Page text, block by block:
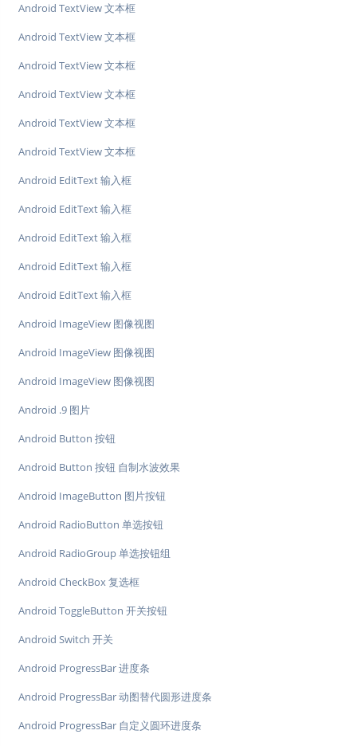
Android TextView 文本框
Android TextView 文本框
Android TextView 文本框
Android TextView 文本框
Android TextView 文本框
Android TextView 文本框
Android EditText 输入框
Android EditText 输入框
Android EditText 输入框
Android EditText 输入框
Android EditText 输入框
Android ImageView 图像视图
Android ImageView 图像视图
Android ImageView 图像视图
Android .9 图片
Android Button 按钮
Android Button 按钮 自制水波效果
Android ImageButton 图片按钮
Android RadioButton 单选按钮
Android RadioGroup 单选按钮组
Android CheckBox 复选框
Android ToggleButton 开关按钮
Android Switch 开关
Android ProgressBar 进度条
Android ProgressBar 动图替代圆形进度条
Android ProgressBar 自定义圆环进度条